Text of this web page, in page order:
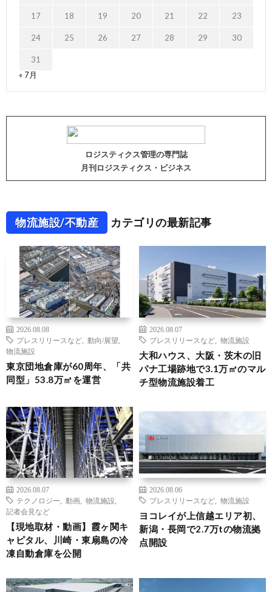
17 18 19 20 21 22 23
24 25 26 27 28 29 30
31
« 7月
ロジスティクス管理の専門誌
月刊ロジスティクス・ビジネス
物流施設/不動産 カテゴリの最新記事
2026.08.08
プレスリリースなど
動向/展望
物流施設
東京団地倉庫が60周年、「共
同型」53.8万㎡を運営
2026.08.07
プレスリリースなど
物流施設
大和ハウス、大阪・茨木の旧
パナ工場跡地で3.1万㎡のマル
チ型物流施設着工
2026.08.07
テクノロジー
動画 物流施設
記者会見など
【現地取材・動画】霞ヶ関キ
ャピタル、川崎・東扇島の冷
凍自動倉庫を公開
2026.08.06
プレスリリースなど
物流施設
ヨコレイが上信越エリア初、
新潟・長岡で2.7万tの物流拠
点開設